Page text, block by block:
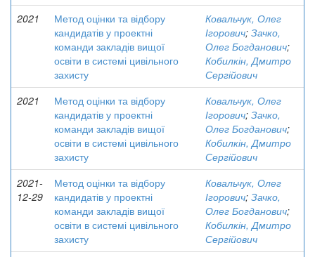
2021
Метод оцінки та відбору
кандидатів у проектні
команди закладів вищої
освіти в системі цивільного
захисту
Ковальчук, Олег
Ігорович; Зачко,
Олег Богданович;
Кобилкін, Дмитро
Сергійович
2021
Метод оцінки та відбору
кандидатів у проектні
команди закладів вищої
освіти в системі цивільного
захисту
Ковальчук, Олег
Ігорович; Зачко,
Олег Богданович;
Кобилкін, Дмитро
Сергійович
2021-
12-29
Метод оцінки та відбору
кандидатів у проектні
команди закладів вищої
освіти в системі цивільного
захисту
Ковальчук, Олег
Ігорович; Зачко,
Олег Богданович;
Кобилкін, Дмитро
Сергійович